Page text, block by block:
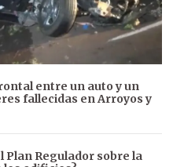
entre un auto y un
fallecidas en Arroyos y
Plan Regulador sobre la